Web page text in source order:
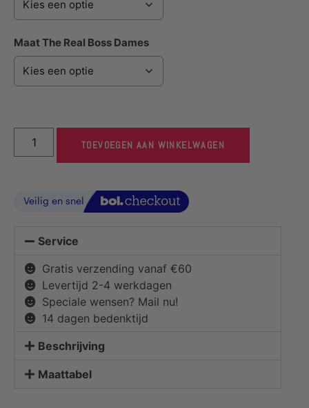
Maat The Real Boss Dames
TOEVOEGEN AAN WINKELWAGEN
Service
Gratis verzending vanaf €60
Levertijd 2-4 werkdagen
Speciale wensen? Mail nu!
14 dagen bedenktijd
Beschrijving
Maattabel